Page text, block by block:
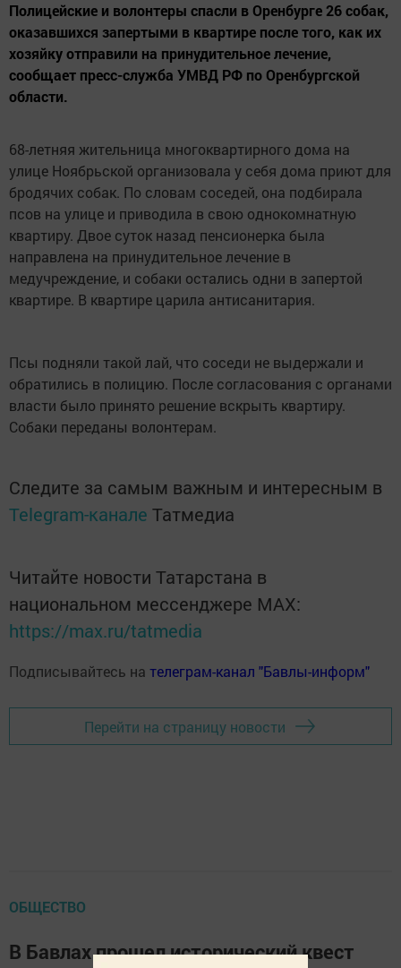
Полицейские и волонтеры спасли в Оренбурге 26 собак,
оказавшихся запертыми в квартире после того, как их
хозяйку отправили на принудительное лечение,
сообщает пресс-служба УМВД РФ по Оренбургской
области.
68-летняя жительница многоквартирного дома на
улице Ноябрьской организовала у себя дома приют для
бродячих собак. По словам соседей, она подбирала
псов на улице и приводила в свою однокомнатную
квартиру. Двое суток назад пенсионерка была
направлена на принудительное лечение в
медучреждение, и собаки остались одни в запертой
квартире. В квартире царила антисанитария.
Псы подняли такой лай, что соседи не выдержали и
обратились в полицию. После согласования с органами
власти было принято решение вскрыть квартиру.
Собаки переданы волонтерам.
Следите за самым важным и интересным в
Telegram-канале Татмедиа
Читайте новости Татарстана в
национальном мессенджере MАХ:
https://max.ru/tatmedia
Подписывайтесь на телеграм-канал "Бавлы-информ"
Перейти на страницу новости
ОБЩЕСТВО
В Бавлах прошел исторический квест